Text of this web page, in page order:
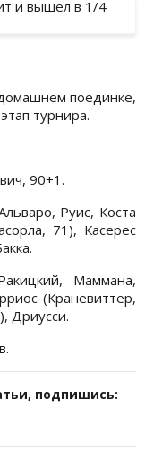
поединке,
турнира.
90+1.
Руис, Коста
71), Касерес
Маммана,
(Краневиттер,
Дриусси.
подпишись: